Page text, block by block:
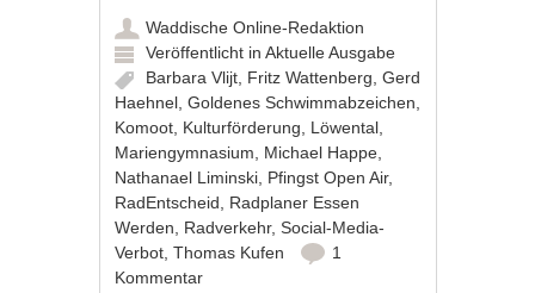
Waddische Online-Redaktion
Veröffentlicht inAktuelle Ausgabe
Barbara Vlijt Fritz Wattenberg ,Gerd
Haehnel ,Goldenes Schwimmabzeichen
Komoot Kulturförderung Löwental
Mariengymnasium
Michael Happe
Nathanael Liminski Pfingst Open Air,
RadEntscheid
Radplaner Essen
Werden
Radverkehr,Social-Media-
Verbot ,Thomas Kufen
1
Kommentar